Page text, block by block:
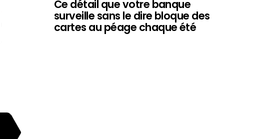
Ce détail que votre banque
surveille sans le dire bloque des
cartes au péage chaque été